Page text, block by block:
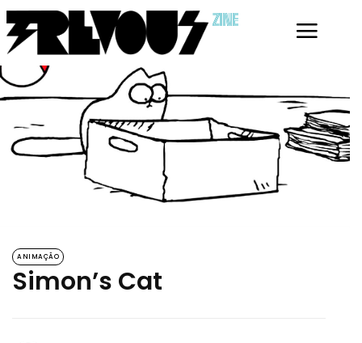
ZINE
ANIMAÇÃO
Simon’s Cat